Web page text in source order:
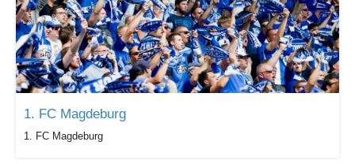
1. FC Magdeburg
1. FC Magdeburg